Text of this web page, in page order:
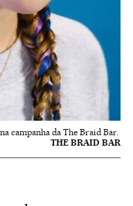
campanha da The Braid Bar.
THE BRAID BAR